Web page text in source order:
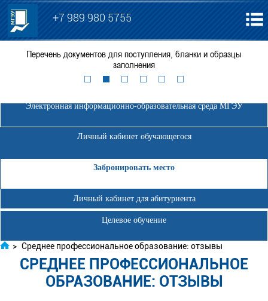
+7 989 980 5755
Перечень документов для поступления, бланки и образцы
заполнения
Электронная информационно-образовательная среда МГЭУ
Личный кабинет обучающегося
Забронировать место
Личный кабинет для абитуриента
Целевое обучение
> Среднее профессиональное образование: отзывы
СРЕДНЕЕ ПРОФЕССИОНАЛЬНОЕ
ОБРАЗОВАНИЕ: ОТЗЫВЫ